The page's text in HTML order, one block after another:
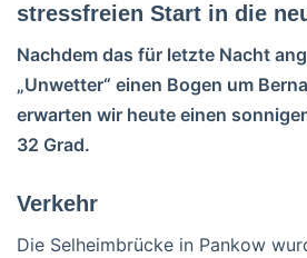
stressfreien Start in die
Nachdem das für letzte Nacht
„Unwetter“ einen Bogen um
erwarten wir heute einen
32 Grad.
Verkehr
Die Selheimbrücke in Pankow